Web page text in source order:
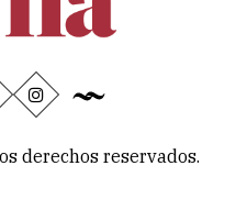
derechos reservados.